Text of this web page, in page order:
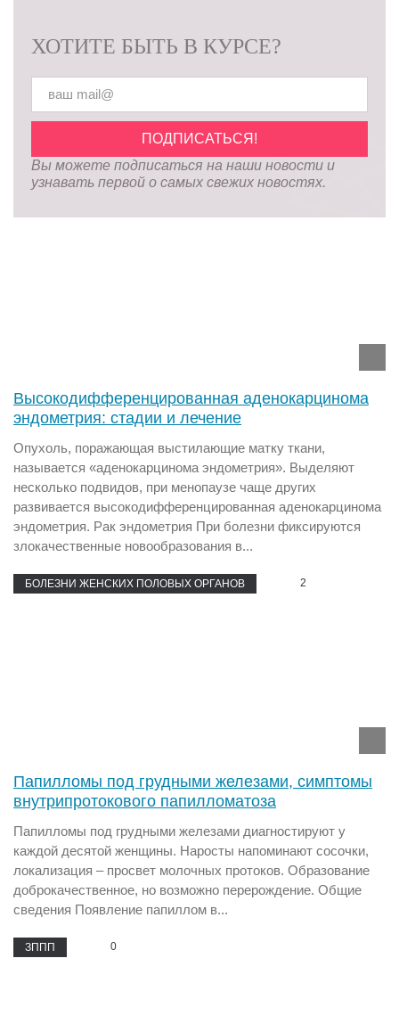
ХОТИТЕ БЫТЬ В КУРСЕ?
Вы можете подписаться на наши новости и
узнавать первой о самых свежих новостях.
Высокодифференцированная аденокарцинома
эндометрия: стадии и лечение
Опухоль, поражающая выстилающие матку ткани,
называется «аденокарцинома эндометрия». Выделяют
несколько подвидов, при менопаузе чаще других
развивается высокодифференцированная аденокарцинома
эндометрия. Рак эндометрия При болезни фиксируются
злокачественные новообразования в...
БОЛЕЗНИ ЖЕНСКИХ ПОЛОВЫХ ОРГАНОВ 2
Папилломы под грудными железами, симптомы
внутрипротокового папилломатоза
Папилломы под грудными железами диагностируют у
каждой десятой женщины. Наросты напоминают сосочки,
локализация – просвет молочных протоков. Образование
доброкачественное, но возможно перерождение. Общие
сведения Появление папиллом в...
ЗППП 0